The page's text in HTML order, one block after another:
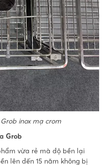
inox mạ crom
Grob
vừa rẻ mà độ bền lại
lên đến 15 năm không bị